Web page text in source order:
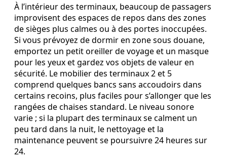
À l’intérieur des terminaux, beaucoup de passagers
improvisent des espaces de repos dans des zones
de sièges plus calmes ou à des portes inoccupées.
Si vous prévoyez de dormir en zone sous douane,
emportez un petit oreiller de voyage et un masque
pour les yeux et gardez vos objets de valeur en
sécurité. Le mobilier des terminaux 2 et 5
comprend quelques bancs sans accoudoirs dans
certains recoins, plus faciles pour s’allonger que les
rangées de chaises standard. Le niveau sonore
varie ; si la plupart des terminaux se calment un
peu tard dans la nuit, le nettoyage et la
maintenance peuvent se poursuivre 24 heures sur
24.